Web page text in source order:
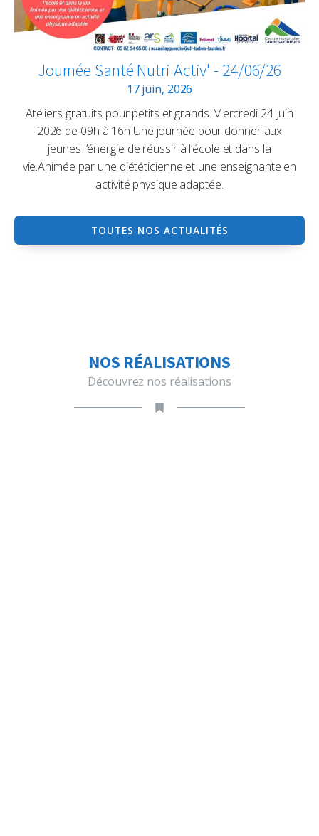
Journée Santé Nutri Activ' - 24/06/26
17 juin, 2026
Ateliers gratuits pour petits et grands Mercredi 24 Juin
2026 de 09h à 16h Une journée pour donner aux
jeunes l’énergie de réussir à l’école et dans la
vie.Animée par une diététicienne et une enseignante en
activité physique adaptée.
TOUTES NOS ACTUALITÉS
NOS RÉALISATIONS
Découvrez nos réalisations